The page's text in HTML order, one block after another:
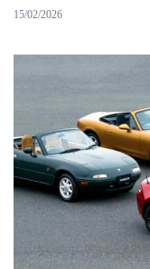
15/02/2026